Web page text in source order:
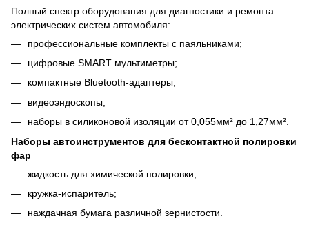
Полный спектр оборудования для диагностики и ремонта
электрических систем автомобиля:
профессиональные комплекты с паяльниками;
цифровые SMART мультиметры;
компактные Bluetooth-адаптеры;
видеоэндоскопы;
наборы в силиконовой изоляции от 0,055мм² до 1,27мм².
Наборы автоинструментов для бесконтактной полировки
фар
жидкость для химической полировки;
кружка-испаритель;
наждачная бумага различной зернистости.